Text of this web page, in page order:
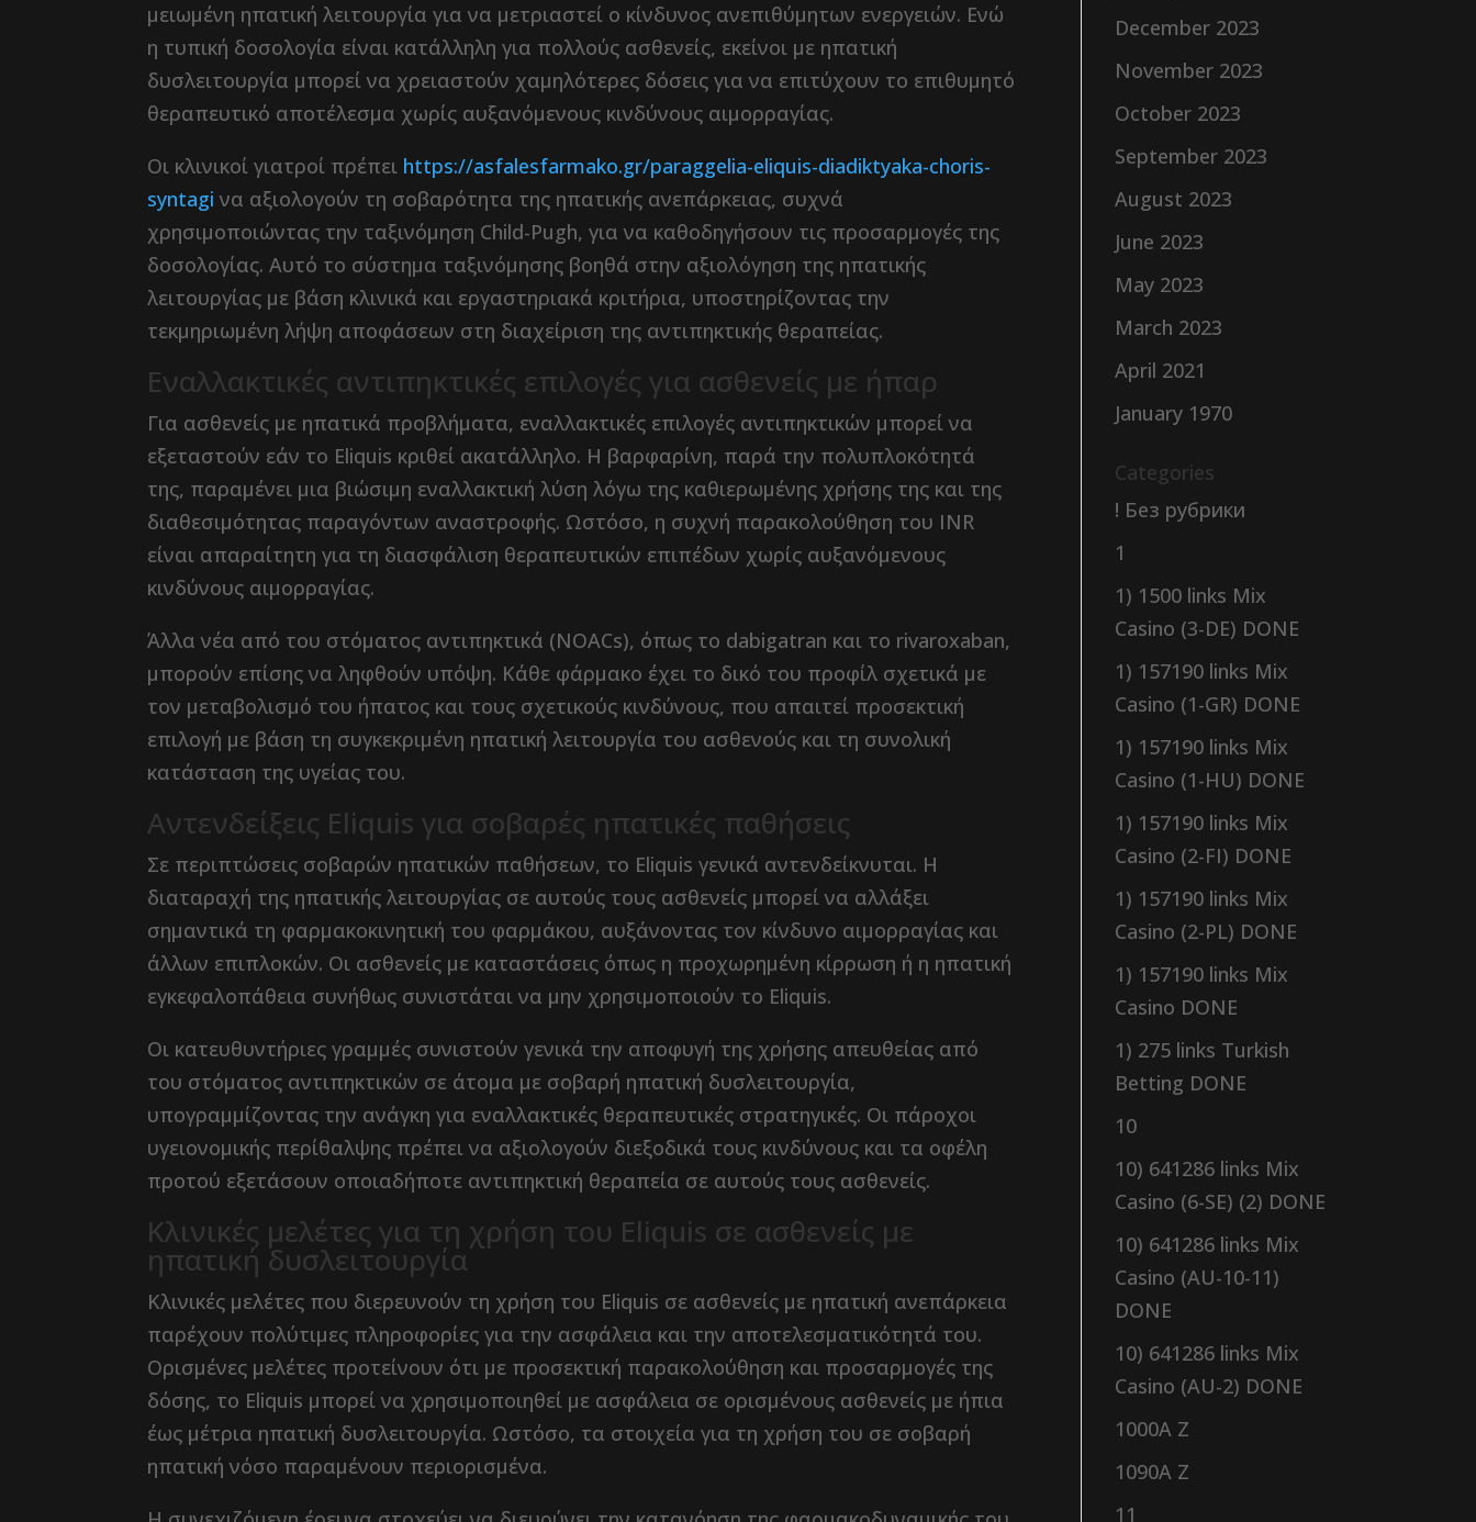
μειωμένη ηπατική λειτουργία για να μετριαστεί ο κίνδυνος ανεπιθύμητων ενεργειών. Ενώ
η τυπική δοσολογία είναι κατάλληλη για πολλούς ασθενείς, εκείνοι με ηπατική
δυσλειτουργία μπορεί να χρειαστούν χαμηλότερες δόσεις για να επιτύχουν το επιθυμητό
θεραπευτικό αποτέλεσμα χωρίς αυξανόμενους κινδύνους αιμορραγίας.
Οι κλινικοί γιατροί πρέπει https://asfalesfarmako.gr/paraggelia-eliquis-diadiktyaka-choris-
syntagi να αξιολογούν τη σοβαρότητα της ηπατικής ανεπάρκειας, συχνά
χρησιμοποιώντας την ταξινόμηση Child-Pugh, για να καθοδηγήσουν τις προσαρμογές της
δοσολογίας. Αυτό το σύστημα ταξινόμησης βοηθά στην αξιολόγηση της ηπατικής
λειτουργίας με βάση κλινικά και εργαστηριακά κριτήρια, υποστηρίζοντας την
τεκμηριωμένη λήψη αποφάσεων στη διαχείριση της αντιπηκτικής θεραπείας.
Εναλλακτικές αντιπηκτικές επιλογές για ασθενείς με ήπαρ
Για ασθενείς με ηπατικά προβλήματα, εναλλακτικές επιλογές αντιπηκτικών μπορεί να
εξεταστούν εάν το Eliquis κριθεί ακατάλληλο. Η βαρφαρίνη, παρά την πολυπλοκότητά
της, παραμένει μια βιώσιμη εναλλακτική λύση λόγω της καθιερωμένης χρήσης της και της
διαθεσιμότητας παραγόντων αναστροφής. Ωστόσο, η συχνή παρακολούθηση του INR
είναι απαραίτητη για τη διασφάλιση θεραπευτικών επιπέδων χωρίς αυξανόμενους
κινδύνους αιμορραγίας.
Άλλα νέα από του στόματος αντιπηκτικά (NOACs), όπως το dabigatran και το rivaroxaban,
μπορούν επίσης να ληφθούν υπόψη. Κάθε φάρμακο έχει το δικό του προφίλ σχετικά με
τον μεταβολισμό του ήπατος και τους σχετικούς κινδύνους, που απαιτεί προσεκτική
επιλογή με βάση τη συγκεκριμένη ηπατική λειτουργία του ασθενούς και τη συνολική
κατάσταση της υγείας του.
Αντενδείξεις Eliquis για σοβαρές ηπατικές παθήσεις
Σε περιπτώσεις σοβαρών ηπατικών παθήσεων, το Eliquis γενικά αντενδείκνυται. Η
διαταραχή της ηπατικής λειτουργίας σε αυτούς τους ασθενείς μπορεί να αλλάξει
σημαντικά τη φαρμακοκινητική του φαρμάκου, αυξάνοντας τον κίνδυνο αιμορραγίας και
άλλων επιπλοκών. Οι ασθενείς με καταστάσεις όπως η προχωρημένη κίρρωση ή η ηπατική
εγκεφαλοπάθεια συνήθως συνιστάται να μην χρησιμοποιούν το Eliquis.
Οι κατευθυντήριες γραμμές συνιστούν γενικά την αποφυγή της χρήσης απευθείας από
του στόματος αντιπηκτικών σε άτομα με σοβαρή ηπατική δυσλειτουργία,
υπογραμμίζοντας την ανάγκη για εναλλακτικές θεραπευτικές στρατηγικές. Οι πάροχοι
υγειονομικής περίθαλψης πρέπει να αξιολογούν διεξοδικά τους κινδύνους και τα οφέλη
προτού εξετάσουν οποιαδήποτε αντιπηκτική θεραπεία σε αυτούς τους ασθενείς.
Κλινικές μελέτες για τη χρήση του Eliquis σε ασθενείς με
ηπατική δυσλειτουργία
Κλινικές μελέτες που διερευνούν τη χρήση του Eliquis σε ασθενείς με ηπατική ανεπάρκεια
παρέχουν πολύτιμες πληροφορίες για την ασφάλεια και την αποτελεσματικότητά του.
Ορισμένες μελέτες προτείνουν ότι με προσεκτική παρακολούθηση και προσαρμογές της
δόσης, το Eliquis μπορεί να χρησιμοποιηθεί με ασφάλεια σε ορισμένους ασθενείς με ήπια
έως μέτρια ηπατική δυσλειτουργία. Ωστόσο, τα στοιχεία για τη χρήση του σε σοβαρή
ηπατική νόσο παραμένουν περιορισμένα.
December 2023
November 2023
October 2023
September 2023
August 2023
June 2023
May 2023
March 2023
April 2021
January 1970
Categories
! Без рубрики
1
1) 1500 links Mix
Casino (3-DE) DONE
1) 157190 links Mix
Casino (1-GR) DONE
1) 157190 links Mix
Casino (1-HU) DONE
1) 157190 links Mix
Casino (2-FI) DONE
1) 157190 links Mix
Casino (2-PL) DONE
1) 157190 links Mix
Casino DONE
1) 275 links Turkish
Betting DONE
10
10) 641286 links Mix
Casino (6-SE) (2) DONE
10) 641286 links Mix
Casino (AU-10-11)
DONE
10) 641286 links Mix
Casino (AU-2) DONE
1000A Z
1090A Z
11